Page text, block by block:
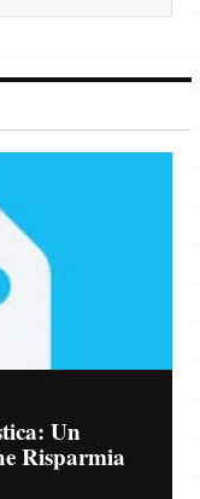
Un
Risparmia